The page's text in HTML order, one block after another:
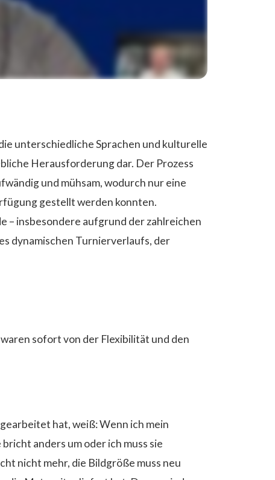
unterschiedliche Sprachen und kulturelle
Herausforderung dar. Der Prozess
und mühsam, wodurch nur eine
gestellt werden konnten.
– insbesondere aufgrund der zahlreichen
dynamischen Turnierverlaufs, der
sofort von der Flexibilität und den
hat, weiß: Wenn ich mein
anders um oder ich muss sie
nicht mehr, die Bildgröße muss neu